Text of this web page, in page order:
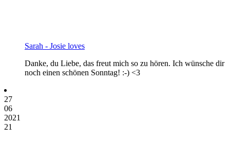
Sarah - Josie loves
Danke, du Liebe, das freut mich so zu hören. Ich wünsche dir
noch einen schönen Sonntag! :-) <3
27
06
2021
21